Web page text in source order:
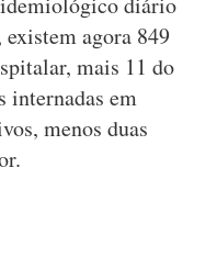
agora 849
mais 11 do
internadas em
menos duas